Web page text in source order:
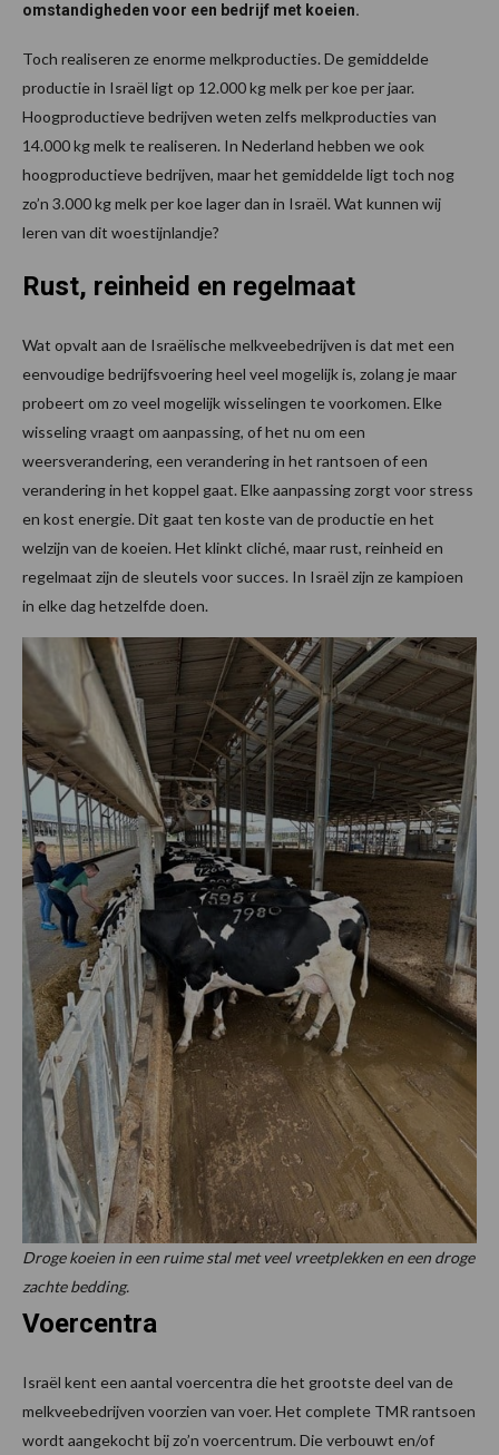
omstandigheden voor een bedrijf met koeien.
Toch realiseren ze enorme melkproducties. De gemiddelde
productie in Israël ligt op 12.000 kg melk per koe per jaar.
Hoogproductieve bedrijven weten zelfs melkproducties van
14.000 kg melk te realiseren. In Nederland hebben we ook
hoogproductieve bedrijven, maar het gemiddelde ligt toch nog
zo’n 3.000 kg melk per koe lager dan in Israël. Wat kunnen wij
leren van dit woestijnlandje?
Rust, reinheid en regelmaat
Wat opvalt aan de Israëlische melkveebedrijven is dat met een
eenvoudige bedrijfsvoering heel veel mogelijk is, zolang je maar
probeert om zo veel mogelijk wisselingen te voorkomen. Elke
wisseling vraagt om aanpassing, of het nu om een
weersverandering, een verandering in het rantsoen of een
verandering in het koppel gaat. Elke aanpassing zorgt voor stress
en kost energie. Dit gaat ten koste van de productie en het
welzijn van de koeien. Het klinkt cliché, maar rust, reinheid en
regelmaat zijn de sleutels voor succes. In Israël zijn ze kampioen
in elke dag hetzelfde doen.
Droge koeien in een ruime stal met veel vreetplekken en een droge
zachte bedding.
Voercentra
Israël kent een aantal voercentra die het grootste deel van de
melkveebedrijven voorzien van voer. Het complete TMR rantsoen
wordt aangekocht bij zo’n voercentrum. Die verbouwt en/of